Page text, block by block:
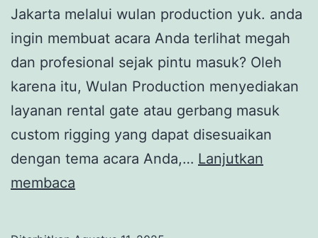
Jakarta melalui wulan production yuk. anda
ingin membuat acara Anda terlihat megah
dan profesional sejak pintu masuk? Oleh
karena itu, Wulan Production menyediakan
layanan rental gate atau gerbang masuk
custom rigging yang dapat disesuaikan
dengan tema acara Anda,… Lanjutkan
membaca